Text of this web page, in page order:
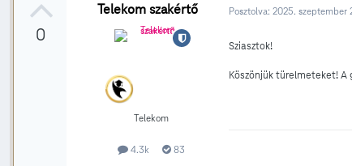
0
Telekom szakértő
Telekom
4.3k 83
Posztolva: 2025. szeptember
Sziasztok!
Köszönjük türelmeteket! A